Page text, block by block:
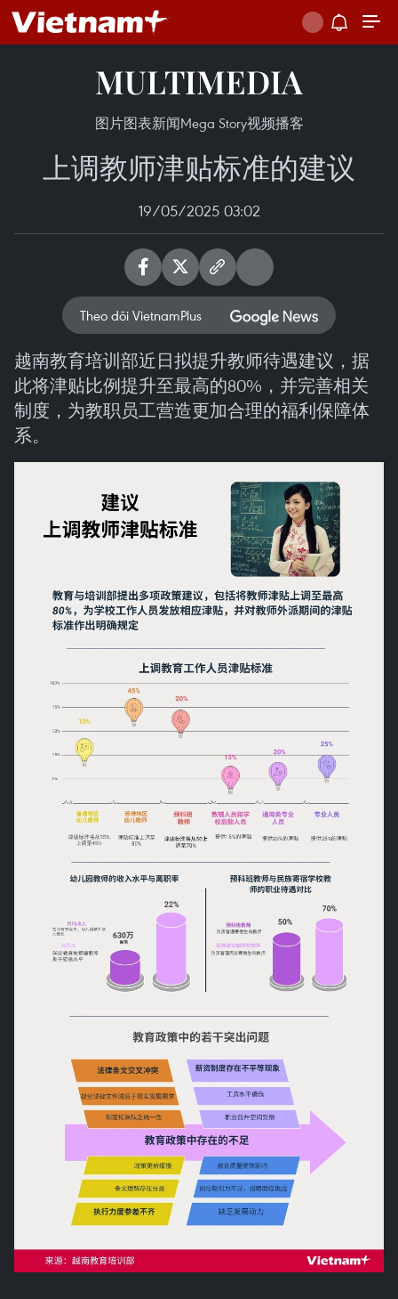
MULTIMEDIA
图片图表新闻Mega Story视频播客
上调教师津贴标准的建议
19/05/2025 03:02
Theo dõi VietnamPlus
越南教育培训部近日拟提升教师待遇建议，据
此将津贴比例提升至最高的80%，并完善相关
制度，为教职员工营造更加合理的福利保障体
系。